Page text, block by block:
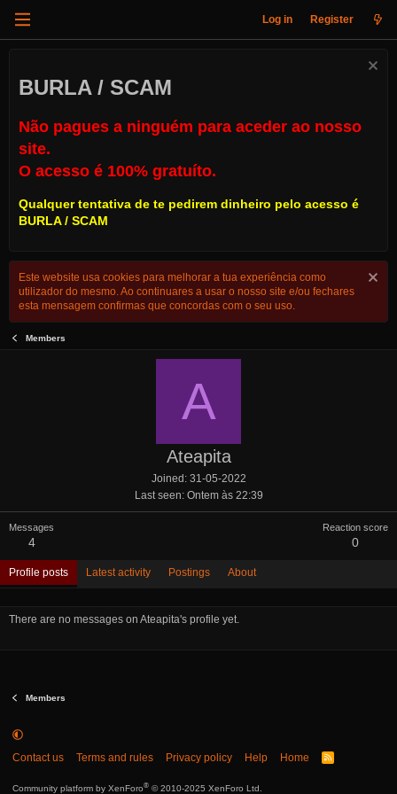
Log in Register
BURLA / SCAM
Não pagues a ninguém para aceder ao nosso
site.
O acesso é 100% gratuíto.
Qualquer tentativa de te pedirem dinheiro pelo acesso é
BURLA / SCAM
Este website usa cookies para melhorar a tua experiência como
utilizador do mesmo. Ao continuares a usar o nosso site e/ou fechares
esta mensagem confirmas que concordas com o seu uso.
Members
A
Ateapita
Joined 31-05-2022
Last seen Ontem às 22:39
Messages
4
Reaction score
0
Profile posts Latest activity Postings About
There are no messages on Ateapita's profile yet.
Members
Contact us Terms and rules Privacy policy Help Home
R
Community platform by XenForo® © 2010-2025 XenForo Ltd.